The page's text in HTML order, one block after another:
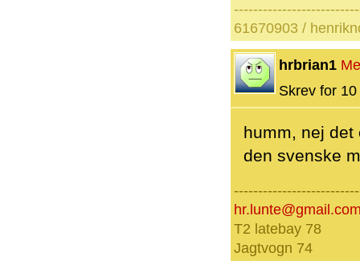
61670903 /
hrbrian1
Skrev for
humm, nej
den svenske
T2 latebay 78
Jagtvogn 74